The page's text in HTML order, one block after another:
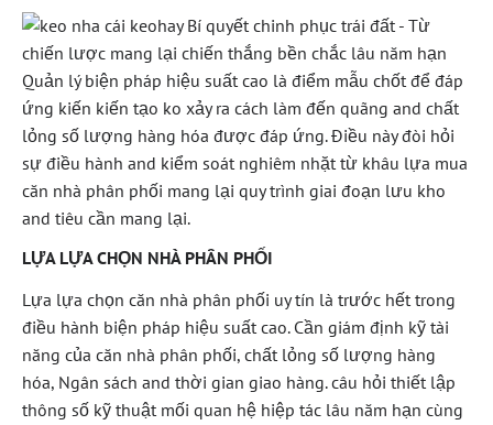
Quản lý biện pháp hiệu suất cao là điểm mẫu chốt để đáp
ứng kiến kiến tạo ko xảy ra cách làm đến quãng and chất
lỏng số lượng hàng hóa được đáp ứng. Điều này đòi hỏi
sự điều hành and kiểm soát nghiêm nhặt từ khâu lựa mua
căn nhà phân phối mang lại quy trình giai đoạn lưu kho
and tiêu cần mang lại.
LỰA LỰA CHỌN NHÀ PHÂN PHỐI
Lựa lựa chọn căn nhà phân phối uy tín là trước hết trong
điều hành biện pháp hiệu suất cao. Cần giám định kỹ tài
năng của căn nhà phân phối, chất lỏng số lượng hàng
hóa, Ngân sách and thời gian giao hàng. câu hỏi thiết lập
thông số kỹ thuật mối quan hệ hiệp tác lâu năm hạn cùng